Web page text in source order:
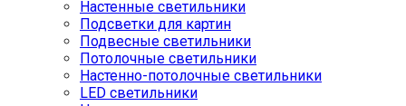
Настенные светильники
Подсветки для картин
Подвесные светильники
Потолочные светильники
Настенно-потолочные светильники
LED светильники